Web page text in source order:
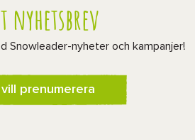
nyhetsbrev
Snowleader-nyheter och kampanjer!
prenumerera